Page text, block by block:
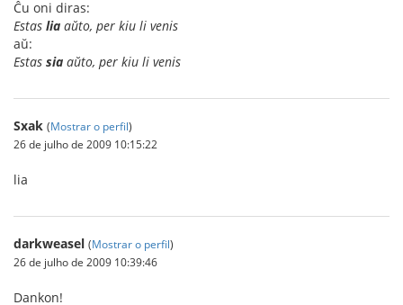
Ĉu oni diras:
Estas lia aŭto, per kiu li venis
aŭ:
Estas sia aŭto, per kiu li venis
Sxak (Mostrar o perfil)
26 de julho de 2009 10:15:22
lia
darkweasel (Mostrar o perfil)
26 de julho de 2009 10:39:46
Dankon!